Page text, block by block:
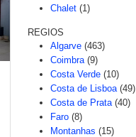
Chalet (1)
REGIOS
Algarve (463)
Coimbra (9)
Costa Verde (10)
Costa de Lisboa (49)
Costa de Prata (40)
Faro (8)
Montanhas (15)